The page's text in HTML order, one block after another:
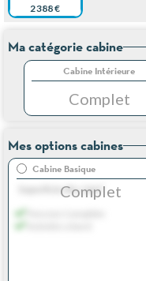
2 388 €
Ma catégorie cabine
Cabine Intérieure
Complet
Mes options cabines
Cabine Basique
Superficie dès 16m²
Complet